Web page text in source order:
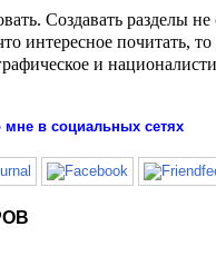
Создавать разделы
интересное почитать,
и
в социальных сетях